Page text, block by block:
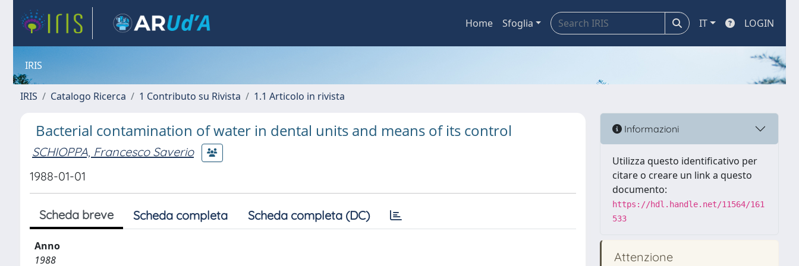
Home Sfoglia IT LOGIN
IRIS
IRIS Catalogo Ricerca 1 Contributo su Rivista 1.1 Articolo in rivista
Bacterial contamination of water in dental units and means of its control
SCHIOPPA, Francesco Saverio
1988-01-01
Scheda breve Scheda completa Scheda completa (DC)
Anno
1988
Informazioni
Utilizza questo identificativo per
citare o creare un link a questo
documento:
https://hdl.handle.net/11564/161
533
Attenzione